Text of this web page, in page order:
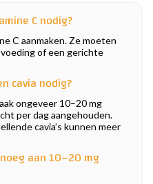
C nodig?
C aanmaken. Ze moeten
of een gerichte
cavia nodig?
ongeveer 10–20 mg
per dag aangehouden.
cavia’s kunnen meer
aan 10–20 mg